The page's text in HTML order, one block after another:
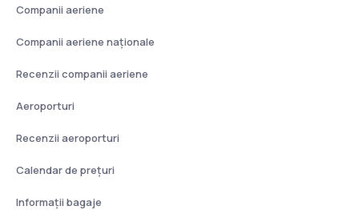
Companii aeriene
Companii aeriene naţionale
Recenzii companii aeriene
Aeroporturi
Recenzii aeroporturi
Calendar de prețuri
Informații bagaje